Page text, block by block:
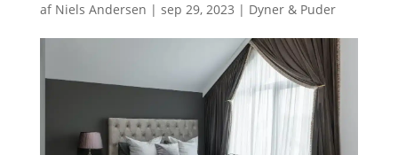
af Niels Andersen | sep 29, 2023 | Dyner & Puder